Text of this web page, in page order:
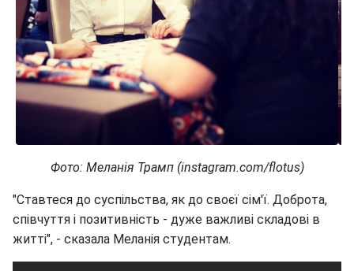
Фото: Меланія Трамп (instagram.com/flotus)
"Ставтеся до суспільства, як до своєї сім'ї. Доброта,
співчуття і позитивність - дуже важливі складові в
житті", - сказала Меланія студентам.